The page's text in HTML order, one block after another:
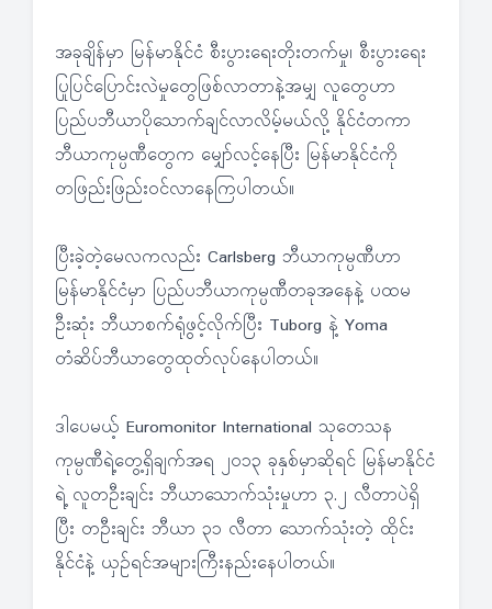
အခုချိန်မှာ မြန်မာနိုင်ငံ စီးပွားရေးတိုးတက်မှု၊ စီးပွားရေး
ပြုပြင်ပြောင်းလဲမှုတွေဖြစ်လာတာနဲ့အမျှ လူတွေဟာ
ပြည်ပဘီယာပိုသောက်ချင်လာလိမ့်မယ်လို့ နိုင်ငံတကာ
ဘီယာကုမ္ပဏီတွေက မျှော်လင့်နေပြီး မြန်မာနိုင်ငံကို
တဖြည်းဖြည်းဝင်လာနေကြပါတယ်။
ပြီးခဲ့တဲ့မေလကလည်း Carlsberg ဘီယာကုမ္ပဏီဟာ
မြန်မာနိုင်ငံမှာ ပြည်ပဘီယာကုမ္ပဏီတခုအနေနဲ့ ပထမ
ဦးဆုံး ဘီယာစက်ရုံဖွင့်လိုက်ပြီး Tuborg နဲ့ Yoma
တံဆိပ်ဘီယာတွေထုတ်လုပ်နေပါတယ်။
ဒါပေမယ့် Euromonitor International သုတေသန
ကုမ္ပဏီရဲ့တွေ့ရှိချက်အရ ၂၀၁၃ ခုနှစ်မှာဆိုရင် မြန်မာနိုင်ငံ
ရဲ့ လူတဦးချင်း ဘီယာသောက်သုံးမှုဟာ ၃.၂ လီတာပဲရှိ
ပြီး တဦးချင်း ဘီယာ ၃၁ လီတာ သောက်သုံးတဲ့ ထိုင်း
နိုင်ငံနဲ့ ယှဉ်ရင်အများကြီးနည်းနေပါတယ်။